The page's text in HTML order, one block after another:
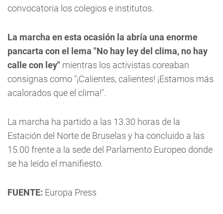
convocatoria los colegios e institutos.
La marcha en esta ocasión la abría una enorme
pancarta con el lema "No hay ley del clima, no hay
calle con ley" mientras los activistas coreaban
consignas como "¡Calientes, calientes! ¡Estamos más
acalorados que el clima!".
La marcha ha partido a las 13.30 horas de la
Estación del Norte de Bruselas y ha concluido a las
15.00 frente a la sede del Parlamento Europeo donde
se ha leído el manifiesto.
FUENTE: Europa Press